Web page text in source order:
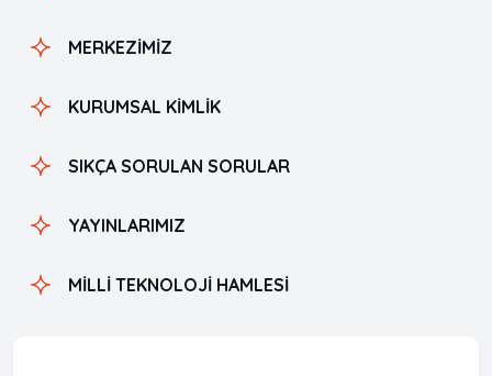
MERKEZİMİZ
KURUMSAL KİMLİK
SIKÇA SORULAN SORULAR
YAYINLARIMIZ
MİLLİ TEKNOLOJİ HAMLESİ